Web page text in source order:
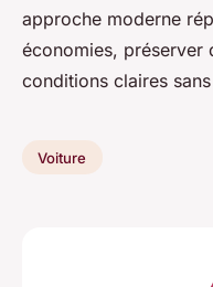
approche moderne
économies, préserver
conditions claires
Voiture